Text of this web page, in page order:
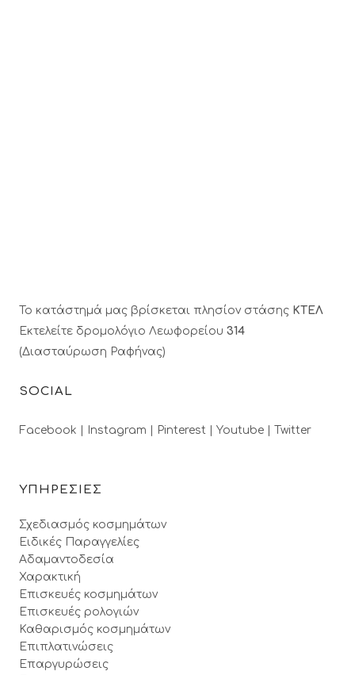
Το κατάστημά μας βρίσκεται πλησίον στάσης ΚΤΕΛ
Εκτελείτε δρομολόγιο Λεωφορείου 314
(Διασταύρωση Ραφήνας)
SOCIAL
Facebook | Instagram | Pinterest | Youtube | Twitter
ΥΠΗΡΕΣΙΕΣ
Σχεδιασμός κοσμημάτων
Ειδικές Παραγγελίες
Αδαμαντοδεσία
Χαρακτική
Επισκευές κοσμημάτων
Επισκευές ρολογιών
Καθαρισμός κοσμημάτων
Επιπλατινώσεις
Επαργυρώσεις